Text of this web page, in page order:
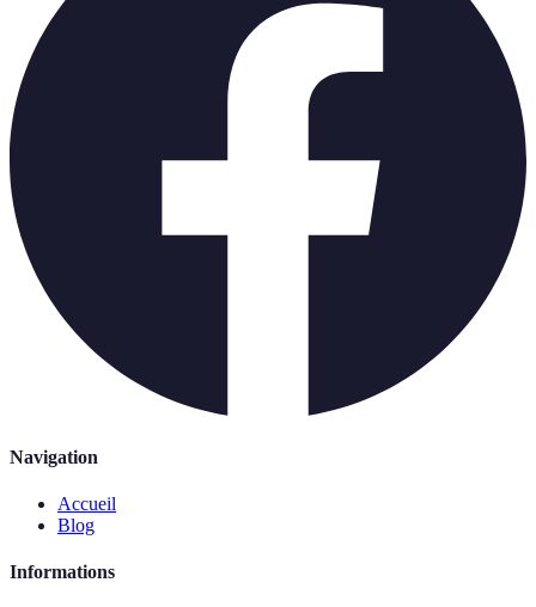
Navigation
Accueil
Blog
Informations